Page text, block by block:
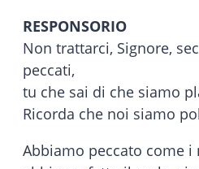
RESPONSORIO
Non trattarci, Signore,
peccati,
tu che sai di che siamo
Ricorda che noi siamo
Abbiamo peccato come i